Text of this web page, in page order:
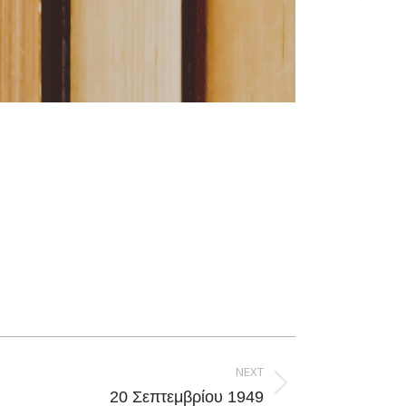
NEXT
20 Σεπτεμβρίου 1949